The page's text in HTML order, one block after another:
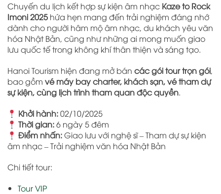
Chuyến du lịch kết hợp sự kiện âm nhạc Kaze to Rock
Imoni 2025 hứa hẹn mang đến trải nghiệm đáng nhớ
dành cho người hâm mộ âm nhạc, du khách yêu văn
hóa Nhật Bản, cũng như những ai mong muốn giao
lưu quốc tế trong không khí thân thiện và sáng tạo.
Hanoi Tourism hiện đang mở bán các gói tour trọn gói,
bao gồm vé máy bay charter, khách sạn, vé tham dự
sự kiện, cùng lịch trình tham quan độc quyền.
Khởi hành:02/10/2025
Thời gian:6 ngày 5 đêm
Điểm nhấn:Giao lưu với nghệ sĩ – Tham dự sự kiện
âm nhạc – Trải nghiệm văn hóa Nhật Bản
Chi tiết tour:
Tour VIP